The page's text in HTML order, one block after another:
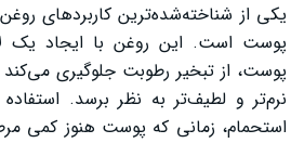
یکی از شناخته‌شده‌ترین کاربردهای
پوست است. این روغن با ایجاد یک
پوست، از تبخیر رطوبت جلوگیری
نرم‌تر و لطیف‌تر به نظر برسد.
استحمام، زمانی که پوست هنوز کمی